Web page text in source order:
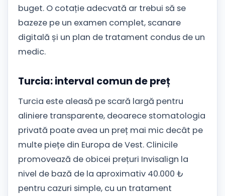
buget. O cotație adecvată ar trebui să se
bazeze pe un examen complet, scanare
digitală și un plan de tratament condus de un
medic.
Turcia: interval comun de preț
Turcia este aleasă pe scară largă pentru
aliniere transparente, deoarece stomatologia
privată poate avea un preț mai mic decât pe
multe piețe din Europa de Vest. Clinicile
promovează de obicei prețuri Invisalign la
nivel de bază de la aproximativ 40.000 ₺
pentru cazuri simple, cu un tratament